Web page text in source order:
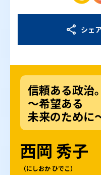
シェ
信頼ある政治。
～希望ある
未来のために
西岡 秀子
（にしおか ひでこ）